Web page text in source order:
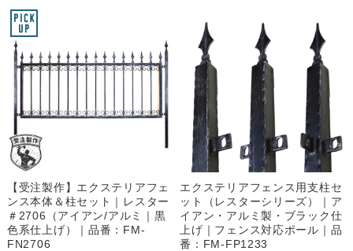
【受注製作】エクステリアフェ
ンス本体＆柱セット｜レスター
＃2706（アイアン/アルミ｜黒
色系仕上げ）｜品番：FM-
FN2706
エクステリアフェンス用支柱セ
ット（レスターシリーズ）｜ア
イアン・アルミ製・ブラック仕
上げ｜フェンス対応ポール｜品
番：FM-FP1233